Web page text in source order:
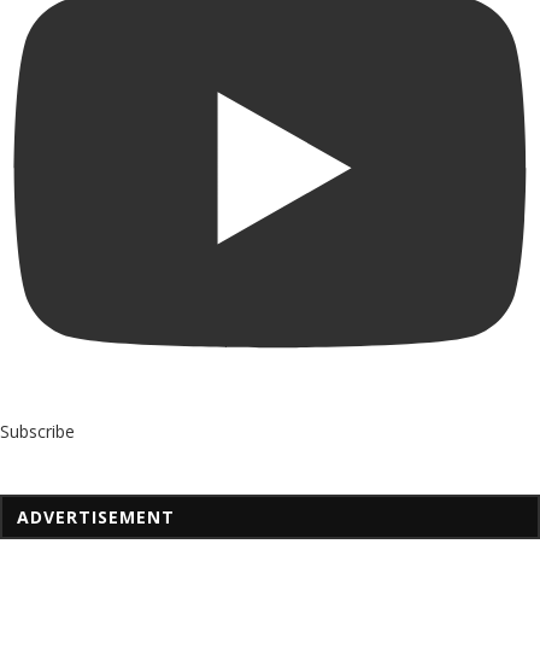
Subscribe
ADVERTISEMENT